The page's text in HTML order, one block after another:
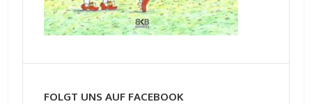
FOLGT UNS AUF FACEBOOK